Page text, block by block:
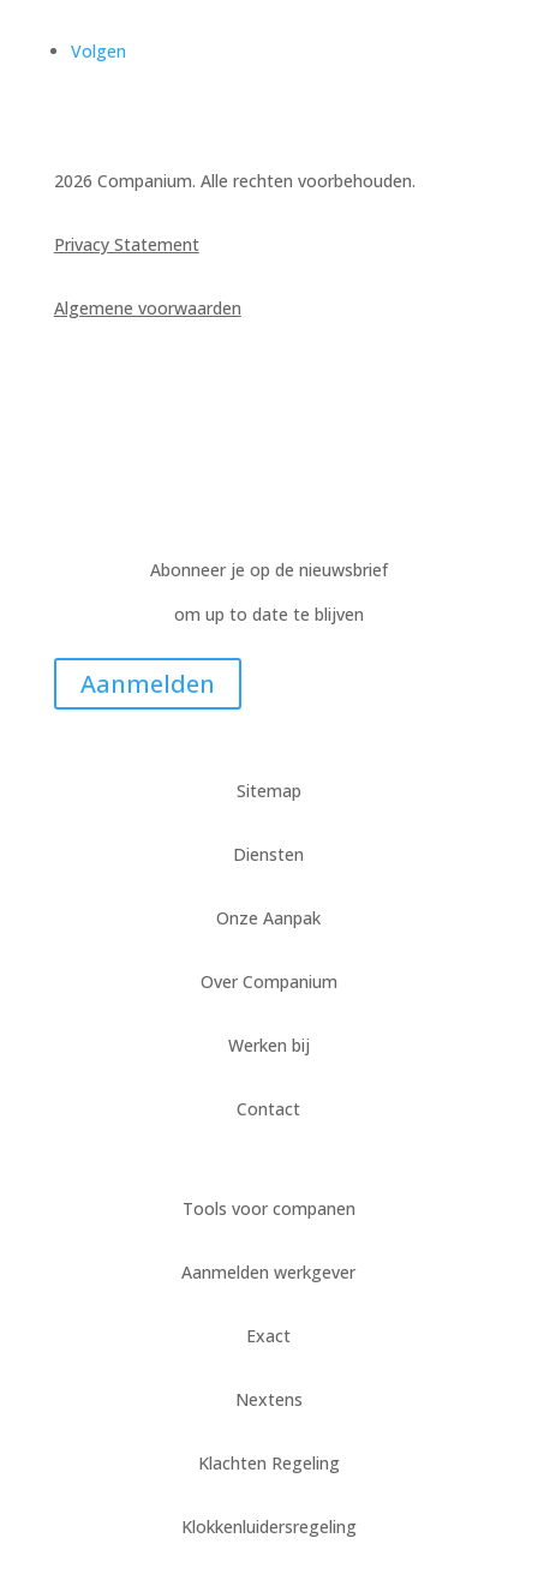
Volgen
2026 Companium. Alle rechten voorbehouden.
Privacy Statement
Algemene voorwaarden
Abonneer je op de nieuwsbrief
om up to date te blijven
Aanmelden
Sitemap
Diensten
Onze Aanpak
Over Companium
Werken bij
Contact
Tools voor companen
Aanmelden werkgever
Exact
Nextens
Klachten Regeling
Klokkenluidersregeling